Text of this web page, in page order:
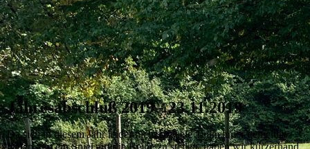
Jahresabschluß 2019 - 23.11.2019
Da sich in diesem Jahr leider nicht so viele Teilnehmer gemeldet
hatten, um ein Spiel auf die Beine zu stellen, haben wir kurzerhand